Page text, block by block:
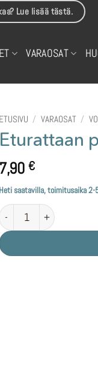
Lue lisää tästä.
VARAOSAT
ETUSIVU / VARAOSAT /
Eturattaan
7,90 €
Heti saatavilla, toimitusaika 2-
Eturattaan pultti 8mm